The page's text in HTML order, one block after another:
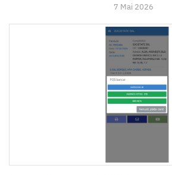
7 Mai 2026